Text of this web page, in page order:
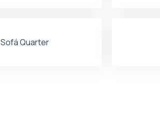
Sofá Quarter